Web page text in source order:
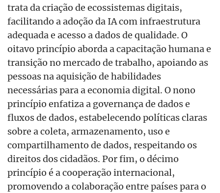
trata da criação de ecossistemas digitais,
facilitando a adoção da IA com infraestrutura
adequada e acesso a dados de qualidade. O
oitavo princípio aborda a capacitação humana e
transição no mercado de trabalho, apoiando as
pessoas na aquisição de habilidades
necessárias para a economia digital. O nono
princípio enfatiza a governança de dados e
fluxos de dados, estabelecendo políticas claras
sobre a coleta, armazenamento, uso e
compartilhamento de dados, respeitando os
direitos dos cidadãos. Por fim, o décimo
princípio é a cooperação internacional,
promovendo a colaboração entre países para o